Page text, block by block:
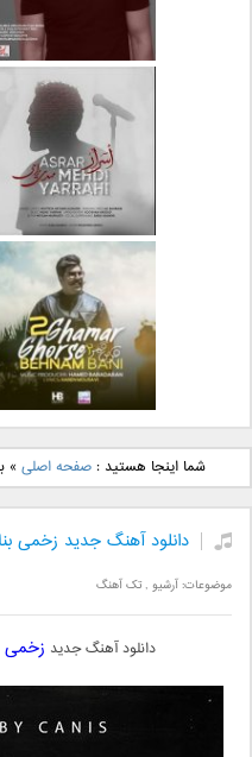
دانلود آهنگ جدید رضا
بهرام بنام نگار
دانلود آهنگ جدید مهدی
یراحی بنام اسرار
دانلود آهنگ جدید بهنام
بانی بنام قرص قمر 2شما اینجا هستید :صفحه اصلی »
دانلود آهنگ جدید زخمی
موضوعات:آرشیو ,تک آهنگ
دانلود آهنگ جدید زخمی